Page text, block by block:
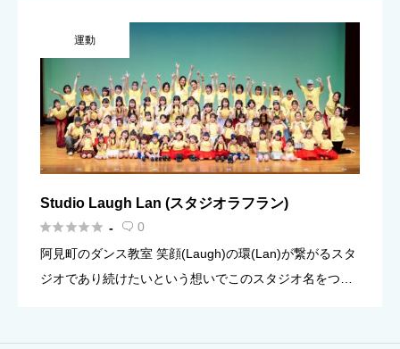
運動
Studio Laugh Lan (スタジオラフラン)
 -  0
阿見町のダンス教室 笑顔(Laugh)の環(Lan)が繋がるスタ
ジオであり続けたいという想いでこのスタジオ名をつけ